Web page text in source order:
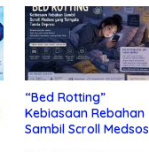
“Bed Rotting”
Kebiasaan Rebahan
Sambil Scroll Medsos